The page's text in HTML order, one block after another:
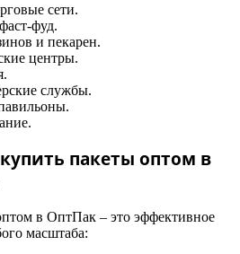
сети.
фуд.
и пекарен.
центры.
службы.
пакеты оптом в
в ОптПак – это эффективное
масштаба: